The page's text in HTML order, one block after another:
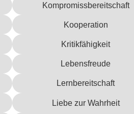
Kompromissbereitschaft
Kooperation
Kritikfähigkeit
Lebensfreude
Lernbereitschaft
Liebe zur Wahrheit